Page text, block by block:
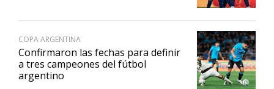
COPA ARGENTINA
Confirmaron las fechas para definir
a tres campeones del fútbol
argentino